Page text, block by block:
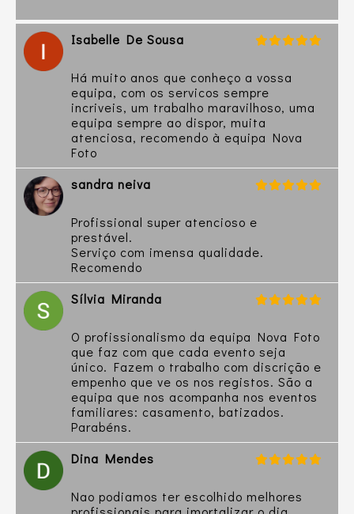
Isabelle De Sousa
Há muito anos que conheço a vossa
equipa, com os servicos sempre
incriveis, um trabalho maravilhoso, uma
equipa sempre ao dispor, muita
atenciosa, recomendo à equipa Nova
Foto
sandra neiva
Profissional super atencioso e
prestável.
Serviço com imensa qualidade.
Recomendo
Sílvia Miranda
O profissionalismo da equipa Nova Foto
que faz com que cada evento seja
único. Fazem o trabalho com discrição e
empenho que ve os nos registos. São a
equipa que nos acompanha nos eventos
familiares: casamento, batizados.
Parabéns.
Dina Mendes
Nao podiamos ter escolhido melhores